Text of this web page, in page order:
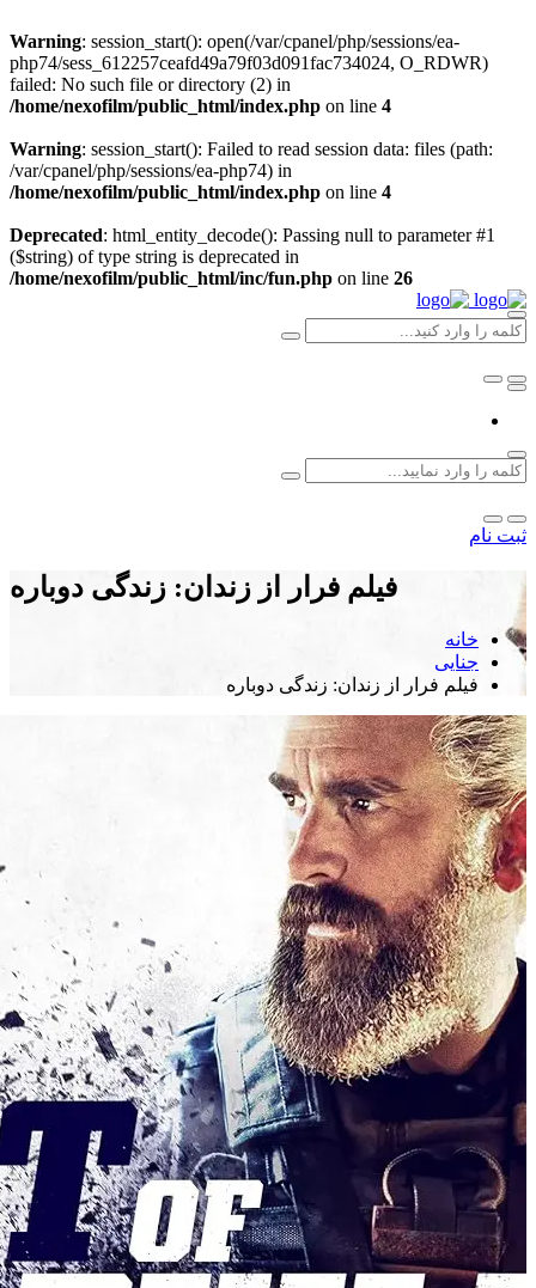
Warning: session_start(): open(/var/cpanel/php/sessions/ea-
php74/sess_612257ceafd49a79f03d091fac734024, O_RDWR)
failed: No such file or directory (2) in
/home/nexofilm/public_html/index.php on line 4
Warning: session_start(): Failed to read session data: files (path:
/var/cpanel/php/sessions/ea-php74) in
/home/nexofilm/public_html/index.php on line 4
Deprecated: html_entity_decode(): Passing null to parameter #1
($string) of type string is deprecated in
/home/nexofilm/public_html/inc/fun.php on line 26
ثبت نام
فیلم فرار از زندان: زندگی دوباره
خانه
جنایی
فیلم فرار از زندان: زندگی دوباره